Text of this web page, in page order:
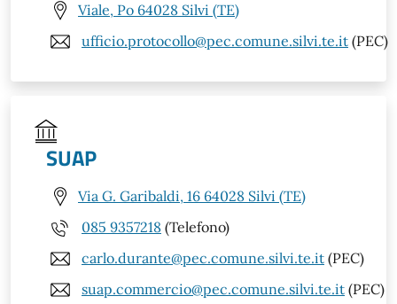
Viale, Po 64028 Silvi (TE)
ufficio.protocollo@pec.comune.silvi.te.it (PEC)
SUAP
Via G. Garibaldi, 16 64028 Silvi (TE)
085 9357218 (Telefono)
carlo.durante@pec.comune.silvi.te.it (PEC)
suap.commercio@pec.comune.silvi.te.it (PEC)